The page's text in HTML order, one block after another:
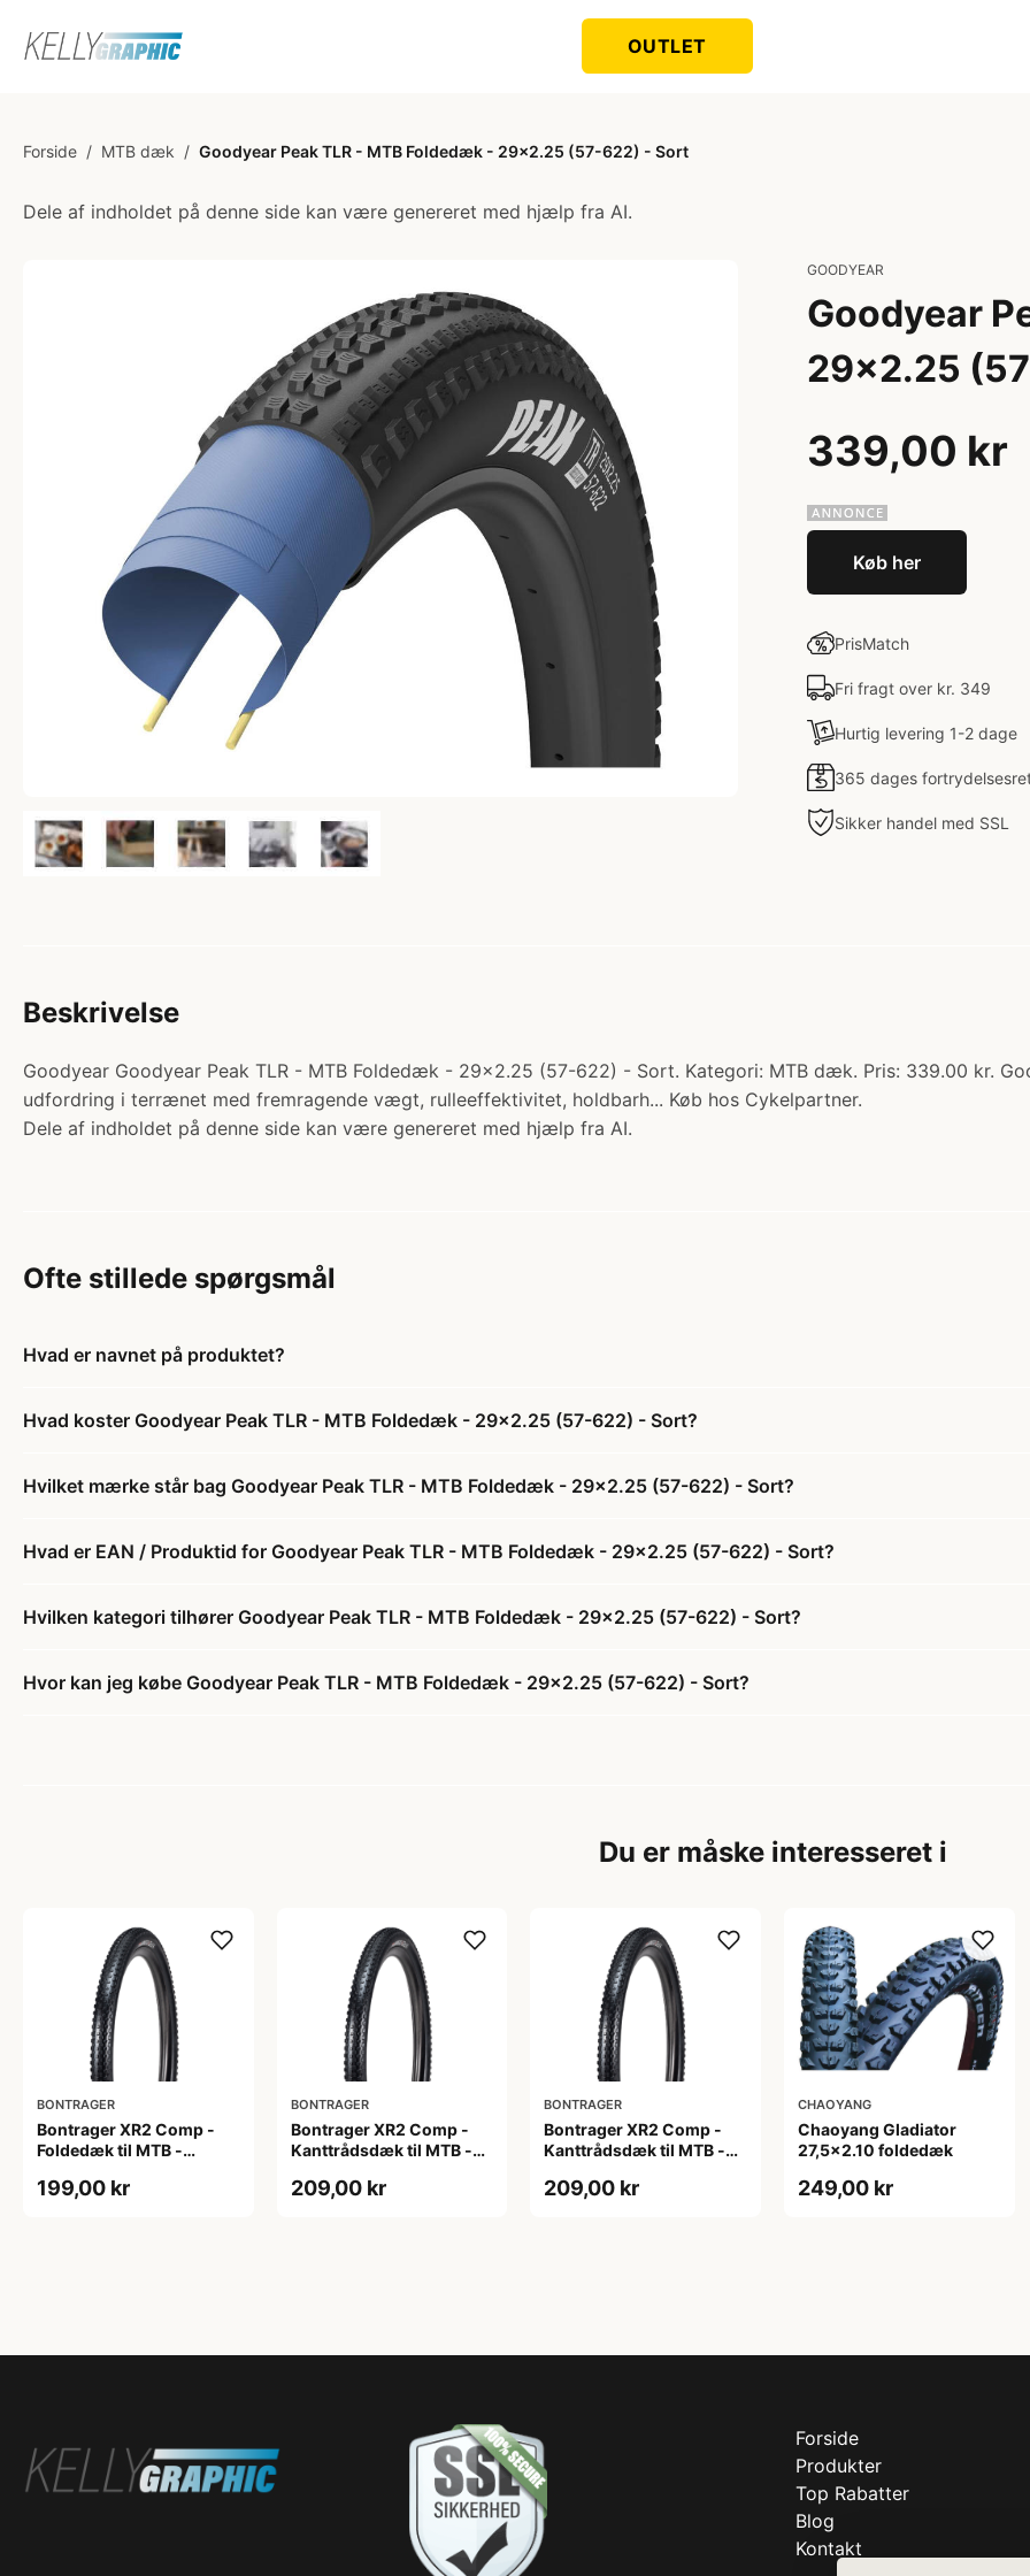
OUTLET
Forside / MTB dæk / Goodyear Peak TLR - MTB Foldedæk - 29x2.25 (57-622) - Sort
Dele af indholdet på denne side kan være genereret med hjælp fra AI.
GOODYEAR
Goodyear
29x2.25
339,00 kr
Køb her
PrisMatch
Fri fragt over kr. 349
Hurtig levering 1-2 dage
365 dages
Sikker handel med SSL
Beskrivelse
Goodyear Goodyear Peak TLR - MTB Foldedæk - 29x2.25 (57-622) - Sort. Kategori: MTB dæk. Pris: 339.00 kr.
udfordring i terrænet med fremragende vægt, rulleeffektivitet, holdbarh... Køb hos Cykelpartner.
Dele af indholdet på denne side kan være genereret med hjælp fra AI.
Ofte stillede spørgsmål
Hvad er navnet på produktet?
Hvad koster Goodyear Peak TLR - MTB Foldedæk - 29x2.25 (57-622) - Sort?
Hvilket mærke står bag Goodyear Peak TLR - MTB Foldedæk - 29x2.25 (57-622) - Sort?
Hvad er EAN / Produktid for Goodyear Peak TLR - MTB Foldedæk - 29x2.25 (57-622) - Sort?
Hvilken kategori tilhører Goodyear Peak TLR - MTB Foldedæk - 29x2.25 (57-622) - Sort?
Hvor kan jeg købe Goodyear Peak TLR - MTB Foldedæk - 29x2.25 (57-622) - Sort?
Du er måske interesseret i
BONTRAGER
Bontrager XR2 Comp -
Foldedæk til MTB -
199,00 kr
BONTRAGER
Bontrager XR2 Comp -
Kanttrådsdæk til MTB -
209,00 kr
BONTRAGER
Bontrager XR2 Comp -
Kanttrådsdæk til MTB -
209,00 kr
CHAOYANG
Chaoyang Gladiator
27,5x2.10 foldedæk
249,00 kr
Forside
Produkter
Top Rabatter
Blog
Kontakt